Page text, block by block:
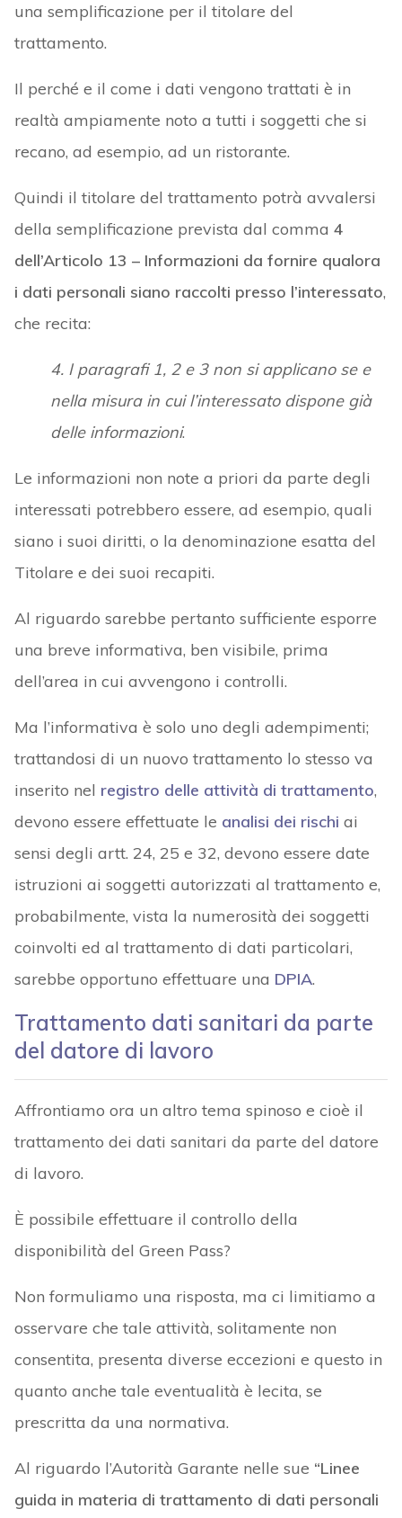
una semplificazione per il titolare del
trattamento.
Il perché e il come i dati vengono trattati è in
realtà ampiamente noto a tutti i soggetti che si
recano, ad esempio, ad un ristorante.
Quindi il titolare del trattamento potrà avvalersi
della semplificazione prevista dal comma 4
dell’Articolo 13 – Informazioni da fornire qualora
i dati personali siano raccolti presso l’interessato,
che recita:
4. I paragrafi 1, 2 e 3 non si applicano se e
nella misura in cui l’interessato dispone già
delle informazioni.
Le informazioni non note a priori da parte degli
interessati potrebbero essere, ad esempio, quali
siano i suoi diritti, o la denominazione esatta del
Titolare e dei suoi recapiti.
Al riguardo sarebbe pertanto sufficiente esporre
una breve informativa, ben visibile, prima
dell’area in cui avvengono i controlli.
Ma l’informativa è solo uno degli adempimenti;
trattandosi di un nuovo trattamento lo stesso va
inserito nel registro delle attività di trattamento,
devono essere effettuate le analisi dei rischi ai
sensi degli artt. 24, 25 e 32, devono essere date
istruzioni ai soggetti autorizzati al trattamento e,
probabilmente, vista la numerosità dei soggetti
coinvolti ed al trattamento di dati particolari,
sarebbe opportuno effettuare una DPIA.
Trattamento dati sanitari da parte
del datore di lavoro
Affrontiamo ora un altro tema spinoso e cioè il
trattamento dei dati sanitari da parte del datore
di lavoro.
È possibile effettuare il controllo della
disponibilità del Green Pass?
Non formuliamo una risposta, ma ci limitiamo a
osservare che tale attività, solitamente non
consentita, presenta diverse eccezioni e questo in
quanto anche tale eventualità è lecita, se
prescritta da una normativa.
Al riguardo l’Autorità Garante nelle sue “Linee
guida in materia di trattamento di dati personali